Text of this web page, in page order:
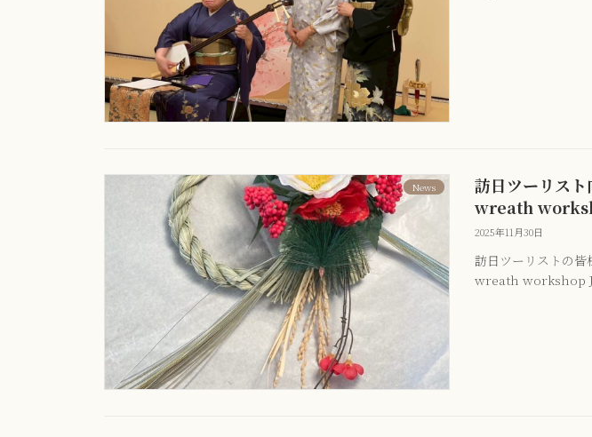
News
訪日ツーリス
wreath
2025年11月30日
訪日ツーリストの
wreath workshop